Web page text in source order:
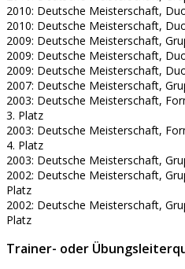
2010: Deutsche Meisterschaft,
2010: Deutsche Meisterschaft,
2009: Deutsche Meisterschaft,
2009: Deutsche Meisterschaft,
2009: Deutsche Meisterschaft,
2007: Deutsche Meisterschaft,
2003: Deutsche Meisterschaft,
3. Platz
2003: Deutsche Meisterschaft,
4. Platz
2003: Deutsche Meisterschaft,
2002: Deutsche Meisterschaft,
Platz
2002: Deutsche Meisterschaft,
Platz
Trainer- oder